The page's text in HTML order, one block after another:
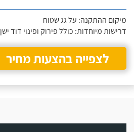
מיקום ההתקנה: על גג שטוח
דרישות מיוחדות: כולל פירוק ופינוי דוד ישן
לצפייה בהצעות מחיר